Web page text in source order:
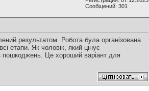
Сообщений: 301
результатом. Робота була організована
етапи. Як чоловік, який цінує
пошкоджень. Це хороший варіант для